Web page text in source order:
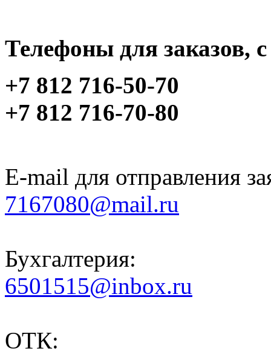
Телефоны для заказов,
+7 812 716-50-70
+7 812 716-70-80
E-mail для отправления
7167080@mail.ru
Бухгалтерия:
6501515@inbox.ru
ОТК: